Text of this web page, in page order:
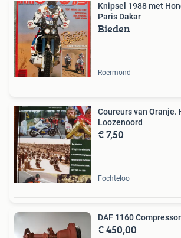
Knipsel 1988 met
Paris Dakar
Bieden
Roermond
Coureurs van Oranje.
Loozenoord
€ 7,50
Fochteloo
DAF 1160
€ 450,00